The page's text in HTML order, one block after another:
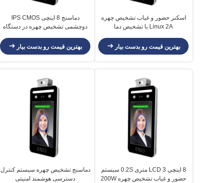
اسکنر حضور و غیاب تشخیص چهره
Linux 2A با تشخیص دما
بهترین قیمت رو بدست بیار
دماسنج 8 اینچی IPS CMOS
دوچشمی تشخیص چهره در دستگاه
بهترین قیمت رو بدست بیار
8 اینچی LCD 3 متری 0.2S سیستم
حضور و غیاب تشخیص چهره 200W
دماسنج تشخیص چهره سیستم کنترل
دسترسی هوشمند امنیتی